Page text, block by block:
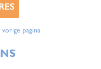
pagina